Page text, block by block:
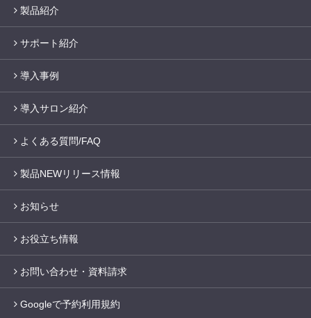
製品紹介
サポート紹介
導入事例
導入サロン紹介
よくある質問/FAQ
製品NEWリリース情報
お知らせ
お役立ち情報
お問い合わせ・資料請求
Googleで予約利用規約